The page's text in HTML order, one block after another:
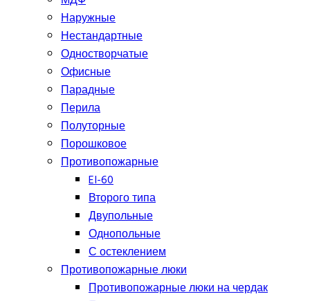
Наружные
Нестандартные
Одностворчатые
Офисные
Парадные
Перила
Полуторные
Порошковое
Противопожарные
EI-60
Второго типа
Двупольные
Однопольные
С остеклением
Противопожарные люки
Противопожарные люки на чердак